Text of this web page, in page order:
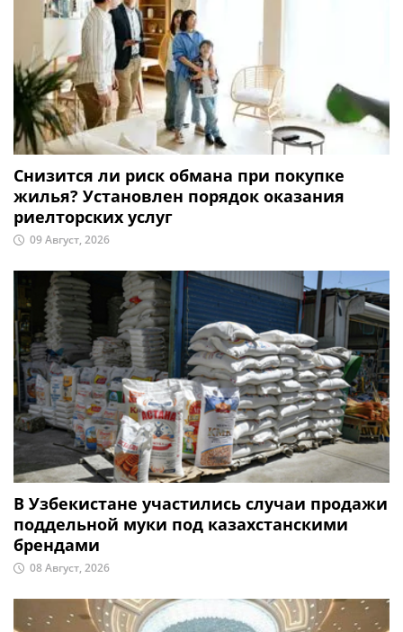
Снизится ли риск обмана при покупке
жилья? Установлен порядок оказания
риелторских услуг
09 Август, 2026
В Узбекистане участились случаи продажи
поддельной муки под казахстанскими
брендами
08 Август, 2026